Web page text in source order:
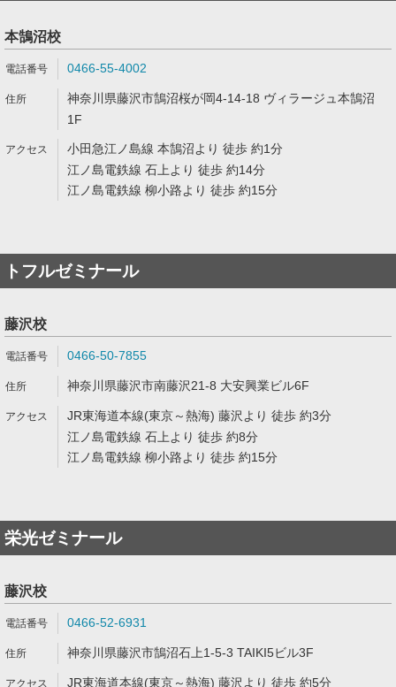
本鵠沼校
0466-55-4002
神奈川県藤沢市鵠沼桜が岡4-14-18 ヴィラージュ本鵠沼
1F
小田急江ノ島線 本鵠沼より 徒歩 約1分
江ノ島電鉄線 石上より 徒歩 約14分
江ノ島電鉄線 柳小路より 徒歩 約15分
トフルゼミナール
藤沢校
0466-50-7855
神奈川県藤沢市南藤沢21-8 大安興業ビル6F
JR東海道本線(東京～熱海) 藤沢より 徒歩 約3分
江ノ島電鉄線 石上より 徒歩 約8分
江ノ島電鉄線 柳小路より 徒歩 約15分
栄光ゼミナール
藤沢校
0466-52-6931
神奈川県藤沢市鵠沼石上1-5-3 TAIKI5ビル3F
JR東海道本線(東京～熱海) 藤沢より 徒歩 約5分